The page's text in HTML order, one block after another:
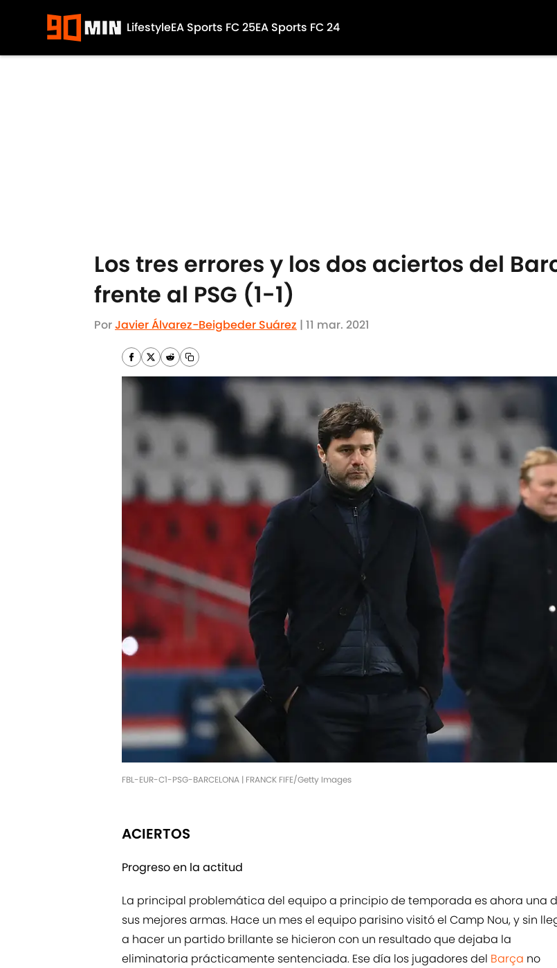
LifestyleEA Sports FC 25EA Sports FC 24
Los tres errores y los dos aciertos del
frente al PSG (1-1)
PorJavier Álvarez-Beigbeder Suárez | 11 mar. 2021
FBL-EUR-C1-PSG-BARCELONA | FRANCK FIFE/Getty Images
ACIERTOS
Progreso en la actitud
La principal problemática del equipo a principio de temporada es ahora una
sus mejores armas. Hace un mes el equipo parisino visitó el Camp Nou, y sin
a hacer un partido brillante se hicieron con un resultado que dejaba la
eliminatoria prácticamente sentenciada. Ese día los jugadores del Barça no